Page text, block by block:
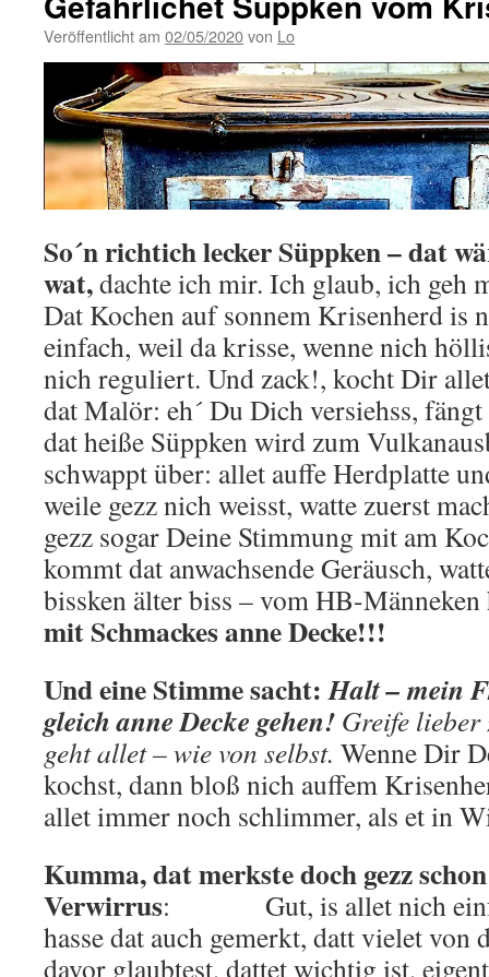
Veröffentlicht am 02/05/2020von Lo
So´n richtich lecker Süppken – dat
wat,dachte ich mir. Ich glaub, ich geh
Dat Kochen auf sonnem Krisenherd is
einfach, weil da krisse, wenne nich
nich reguliert. Und zack!, kocht Dir
dat Malör: eh´ Du Dich versiehss,
dat heiße Süppken wird zum
schwappt über: allet auffe Herdplatte
weile gezz nich weisst, watte zuerst
gezz sogar Deine Stimmung mit am
kommt dat anwachsende Geräusch,
bissken älter biss – vom HB-
mit Schmackes anne Decke!!!
Und eine Stimme sacht:Halt – mein
gleich anne Decke gehen! Greife lieber
geht allet – wie von selbst. Wenne Dir
kochst, dann bloß nich auffem
allet immer noch schlimmer, als et in
Kumma, dat merkste doch gezz
Verwirrus: Gut, is allet nich
hasse dat auch gemerkt, datt vielet von
davor glaubtest, dattet wichtig ist,